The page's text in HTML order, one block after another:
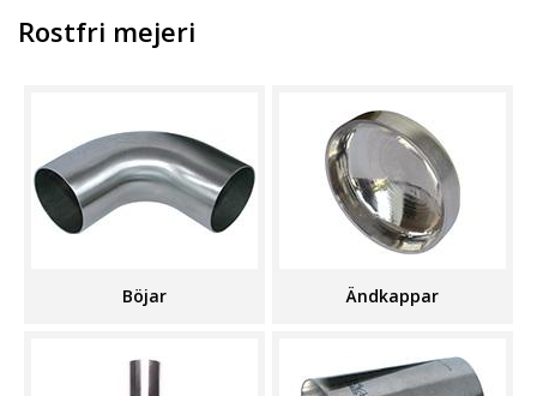
Rostfri mejeri
Böjar Ändkappar